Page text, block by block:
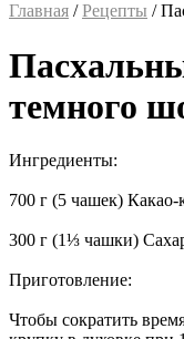
Главная /Рецепты /
темного
Ингредиенты:
700 г (5 чашек) Какао-
300 г (1⅓ чашки)
Приготовление:
Чтобы сократить